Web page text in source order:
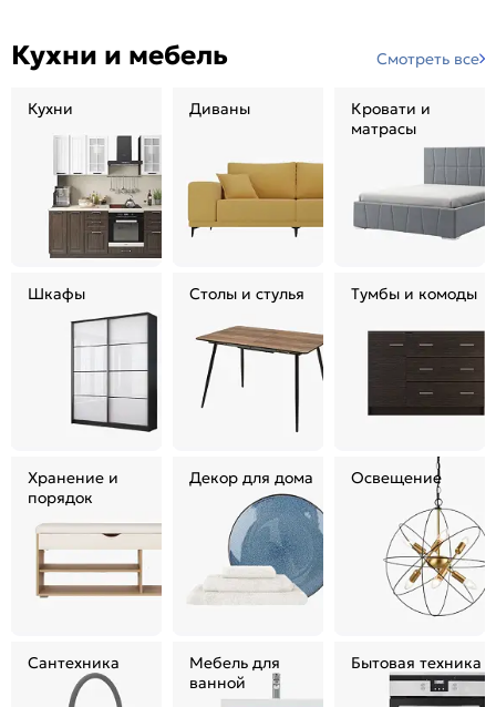
Кухни и мебель Смотреть все
Кухни Диваны
Кровати и
матрасы
Шкафы Столы и стулья Тумбы и комоды
Хранение и
порядок
Декор для дома Освещение
Сантехника
Мебель для
ванной
Бытовая техника